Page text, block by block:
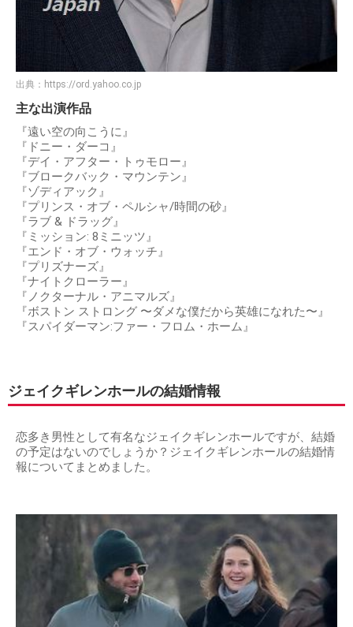
出典： https://ord.yahoo.co.jp
主な出演作品
『遠い空の向こうに』
『ドニー・ダーコ』
『デイ・アフター・トゥモロー』
『ブロークバック・マウンテン』
『ゾディアック』
『プリンス・オブ・ペルシャ/時間の砂』
『ラブ & ドラッグ』
『ミッション: 8ミニッツ』
『エンド・オブ・ウォッチ』
『プリズナーズ』
『ナイトクローラー』
『ノクターナル・アニマルズ』
『ボストン ストロング 〜ダメな僕だから英雄になれた〜』
『スパイダーマン:ファー・フロム・ホーム』
ジェイクギレンホールの結婚情報
恋多き男性として有名なジェイクギレンホールですが、結婚
の予定はないのでしょうか？ジェイクギレンホールの結婚情
報についてまとめました。